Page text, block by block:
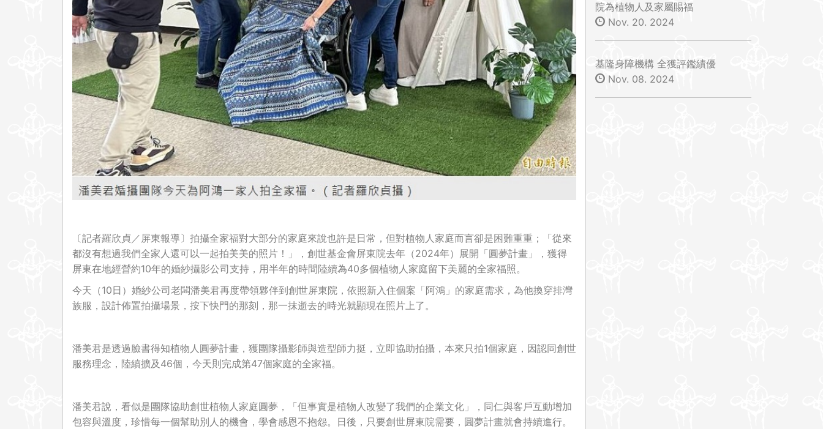
〔記者羅欣貞／屏東報導〕拍攝全家福對大部分的家庭來說也許是日常，但對植物人家庭而言卻是困難重重；「從來
都沒有想過我們全家人還可以一起拍美美的照片！」，創世基金會屏東院去年（2024年）展開「圓夢計畫」，獲得
屏東在地經營約10年的婚紗攝影公司支持，用半年的時間陸續為40多個植物人家庭留下美麗的全家福照。
今天（10日）婚紗公司老闆潘美君再度帶領夥伴到創世屏東院，依照新入住個案「阿鴻」的家庭需求，為他換穿排灣
族服，設計佈置拍攝場景，按下快門的那刻，那一抹逝去的時光就顯現在照片上了。
潘美君是透過臉書得知植物人圓夢計畫，獲團隊攝影師與造型師力挺，立即協助拍攝，本來只拍1個家庭，因認同創世
服務理念，陸續擴及46個，今天則完成第47個家庭的全家福。
潘美君說，看似是團隊協助創世植物人家庭圓夢，「但事實是植物人改變了我們的企業文化」，同仁與客戶互動增加
包容與溫度，珍惜每一個幫助別人的機會，學會感恩不抱怨。日後，只要創世屏東院需要，圓夢計畫就會持續進行。
院為植物人及家屬賜福
Nov. 20. 2024
基隆身障機構 全獲評鑑績優
Nov. 08. 2024